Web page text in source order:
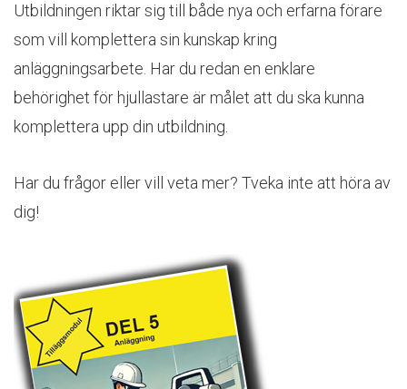
Utbildningen riktar sig till både nya och erfarna förare
som vill komplettera sin kunskap kring
anläggningsarbete. Har du redan en enklare
behörighet för hjullastare är målet att du ska kunna
komplettera upp din utbildning.
Har du frågor eller vill veta mer? Tveka inte att höra av
dig!